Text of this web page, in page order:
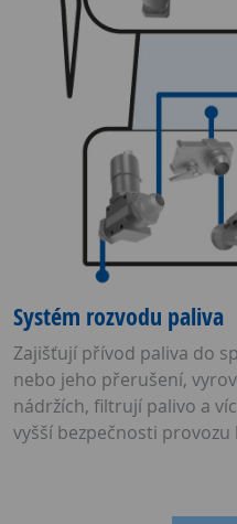
Systém rozvodu paliva
Zajišťují přívod paliva do
nebo jeho přerušení,
nádržích, filtrují palivo a
vyšší bezpečnosti provozu